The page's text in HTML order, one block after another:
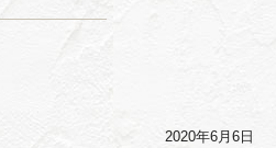
2020年6月6日